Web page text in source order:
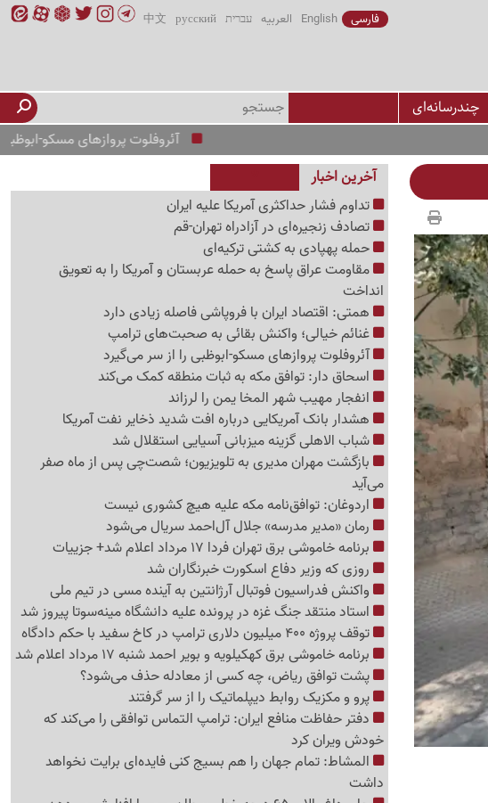
فارسی English العربیه עברית русский
中文
چندرسانه‌ای
آئروفلوت پروازهای مسکو-ابوظبی را از
آخرین اخبار
تداوم فشار حداکثری آمریکا علیه ایران
تصادف زنجیره‌ای در آزادراه تهران-قم
حمله پهپادی به کشتی ترکیه‌ای
مقاومت عراق پاسخ به حمله عربستان و آمریکا را به تعویق
انداخت
همتی: اقتصاد ایران با فروپاشی فاصله زیادی دارد
غنائم خیالی؛ واکنش بقائی به صحبت‌های ترامپ
آئروفلوت پروازهای مسکو-ابوظبی را از سر می‌گیرد
اسحاق دار: توافق مکه به ثبات منطقه کمک می‌کند
انفجار مهیب شهر المخا یمن را لرزاند
هشدار بانک آمریکایی درباره افت شدید ذخایر نفت آمریکا
شباب الاهلی گزینه میزبانی آسیایی استقلال شد
بازگشت مهران مدیری به تلویزیون؛ شصت‌چی پس از ماه صفر
می‌آید
اردوغان: توافق‌نامه مکه علیه هیچ کشوری نیست
رمان «مدیر مدرسه» جلال آل‌احمد سریال می‌شود
برنامه خاموشی برق تهران فردا 17 مرداد اعلام شد+ جزییات
روزی که وزیر دفاع اسکورت خبرنگاران شد
واکنش فدراسیون فوتبال آرژانتین به آینده مسی در تیم ملی
استاد منتقد جنگ غزه در پرونده علیه دانشگاه مینه‌سوتا پیروز شد
توقف پروژه 400 میلیون دلاری ترامپ در کاخ سفید با حکم دادگاه
برنامه خاموشی برق کهکیلویه و بویر احمد شنبه 17 مرداد اعلام شد
پشت توافق ریاض، چه کسی از معادله حذف می‌شود؟
پرو و مکزیک روابط دیپلماتیک را از سر گرفتند
دفتر حفاظت منافع ایران: ترامپ التماس توافقی را می‌کند که
خودش ویران کرد
المشاط: تمام جهان را هم بسیج کنی فایده‌ای برایت نخواهد
داشت